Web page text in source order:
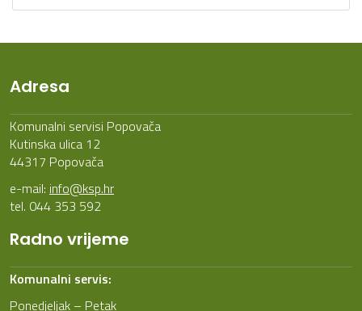
Adresa
Komunalni servisi Popovača
Kutinska ulica 12
44317 Popovača
e-mail: info@ksp.hr
tel. 044 353 592
Radno vrijeme
Komunalni servis:
Ponedjeljak – Petak